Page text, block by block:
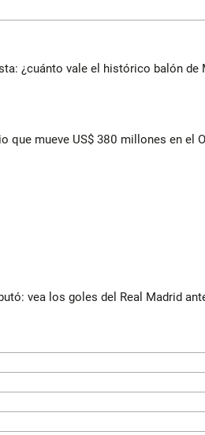
¿cuánto vale el histórico balón de
que mueve US$ 380 millones en el
vea los goles del Real Madrid